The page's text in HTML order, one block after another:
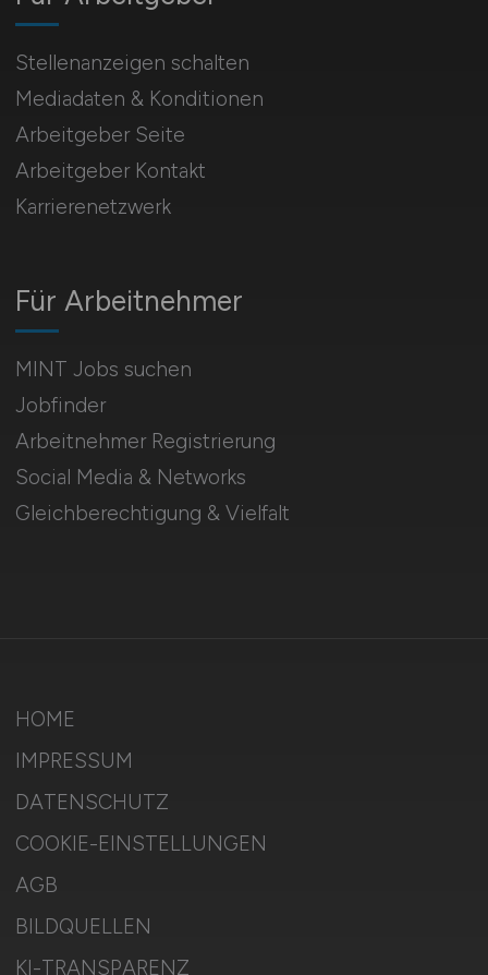
Für Arbeitnehmer
MINT Jobs suchen
Jobfinder
Arbeitnehmer Registrierung
Social Media & Networks
Gleichberechtigung & Vielfalt
Stellenanzeigen schalten
Mediadaten & Konditionen
Arbeitgeber Seite
Arbeitgeber Kontakt
Karrierenetzwerk
HOME
IMPRESSUM
DATENSCHUTZ
COOKIE-EINSTELLUNGEN
AGB
BILDQUELLEN
KI-TRANSPARENZ